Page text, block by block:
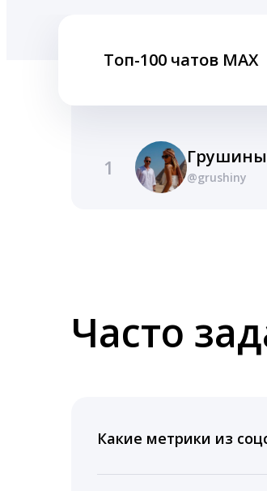
Топ-100 чатов MAX
1 @grushiny
Часто
Какие метрики из